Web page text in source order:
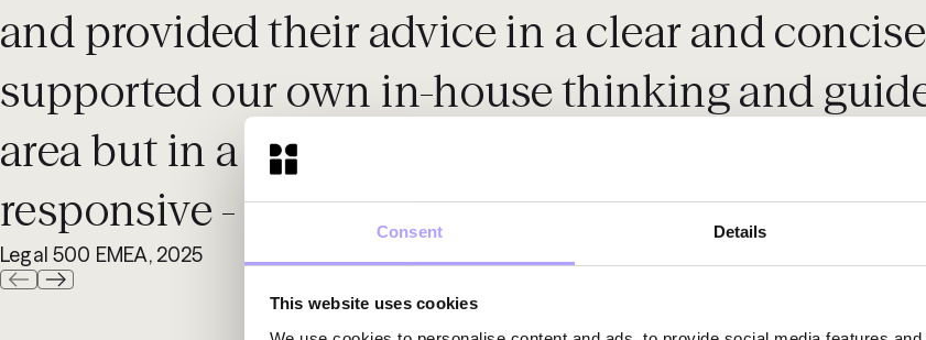
Consent Details
This website uses cookies
and provided their advice in a clear and
supported our own in-house thinking and
area but in a very simple and straightforward
responsive - they respond quickly to any
Legal 500 EMEA, 2025